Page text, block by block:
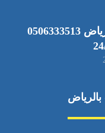
أفضل شركة صيانة مكيفات بالرياض 0506333513